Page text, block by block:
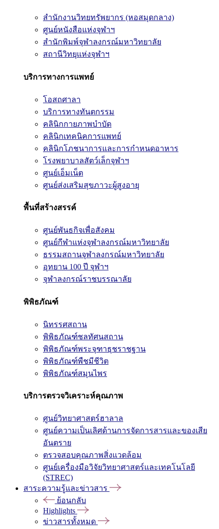
สำนักงานวิทยทรัพยากร (หอสมุดกลาง)
ศูนย์หนังสือแห่งจุฬาฯ
สำนักพิมพ์จุฬาลงกรณ์มหาวิทยาลัย
สถานีวิทยุแห่งจุฬาฯ
บริการทางการแพทย์
โอสถศาลา
บริการทางทันตกรรม
คลินิกกายภาพบำบัด
คลินิกเทคนิคการแพทย์
คลินิกโภชนาการและการกำหนดอาหาร
โรงพยาบาลสัตว์เล็กจุฬาฯ
ศูนย์เอ็มเน็ต
ศูนย์ส่งเสริมสุขภาวะผู้สูงอายุ
พื้นที่สร้างสรรค์
ศูนย์พันธกิจเพื่อสังคม
ศูนย์กีฬาแห่งจุฬาลงกรณ์มหาวิทยาลัย
ธรรมสถานจุฬาลงกรณ์มหาวิทยาลัย
อุทยาน 100 ปี จุฬาฯ
จุฬาลงกรณ์ราชบรรณาลัย
พิพิธภัณฑ์
นิทรรศสถาน
พิพิธภัณฑ์ชลทัศนสถาน
พิพิธภัณฑ์พระจุฑาธุชราชฐาน
พิพิธภัณฑ์พืชมีชีวิต
พิพิธภัณฑ์สมุนไพร
บริการตรวจวิเคราะห์คุณภาพ
ศูนย์วิทยาศาสตร์ฮาลาล
ศูนย์ความเป็นเลิศด้านการจัดการสารและของเสีย
อันตราย
ตรวจสอบคุณภาพสิ่งแวดล้อม
ศูนย์เครื่องมือวิจัยวิทยาศาสตร์และเทคโนโลยี
(STREC)
สาระความรู้และข่าวสาร
ย้อนกลับ
Highlights
ข่าวสารทั้งหมด